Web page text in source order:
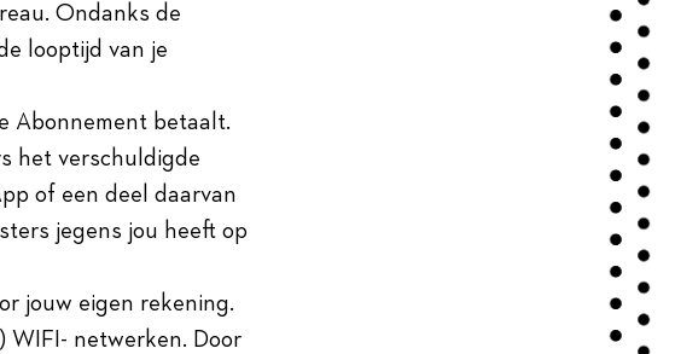
Ondanks de
looptijd van je
Abonnement betaalt.
het verschuldigde
of een deel daarvan
jegens jou heeft op
jouw eigen rekening.
WIFI- netwerken. Door